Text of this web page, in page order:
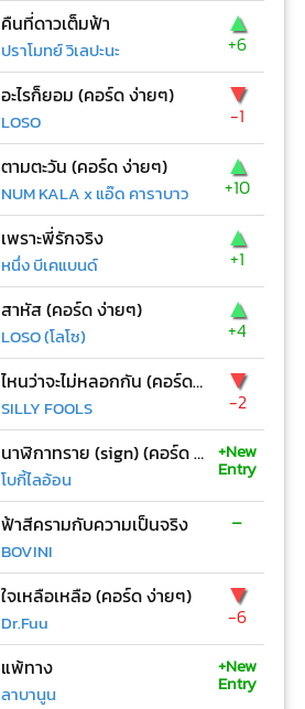
คืนที่ดาวเต็มฟ้า
ปราโมทย์ วิเลปะนะ
▲
+6
อะไรก็ยอม (คอร์ด ง่ายๆ)
LOSO
▼
-1
ตามตะวัน (คอร์ด ง่ายๆ)
NUM KALA x แอ๊ด คาราบาว
▲
+10
เพราะพี่รักจริง
หนึ่ง บีเคแบนด์
▲
+1
สาหัส (คอร์ด ง่ายๆ)
LOSO (โลโซ)
▲
+4
ไหนว่าจะไม่หลอกกัน (คอร์ด ง่ายๆ)
SILLY FOOLS
▼
-2
นาฬิกาทราย (sign) (คอร์ด ง่ายๆ)
โบกี้ไลอ้อน
+New
Entry
ฟ้าสีครามกับความเป็นจริง
BOVINI
-
ใจเหลือเหลือ (คอร์ด ง่ายๆ)
Dr.Fuu
▼
-6
แพ้ทาง
ลาบานูน
+New
Entry